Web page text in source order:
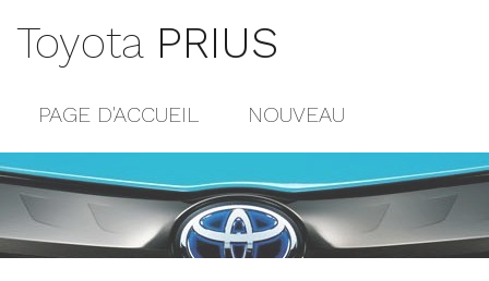
Toyota PRIUS
PAGE D'ACCUEIL NOUVEAU
POPULAIRE
CONTACTS